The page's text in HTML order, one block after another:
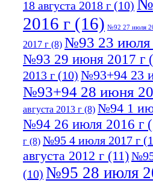
18 августа 2018 г (10)
2016 г (16) №92 27 июля
2017 г (8) №93 23 июля
№93 29 июня 2017 г
2013 г (10) №93+94 23
№93+94 28 июня
августа 2013 г (8) №94 1
№94 26 июля 2016 г
г (8) №95 4 июля 2017 г
августа 2012 г (11)
(10) №95 28 июля